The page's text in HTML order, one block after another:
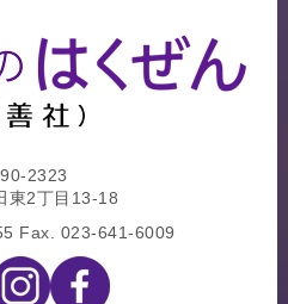
2323
東2丁目13-18
Fax. 023-641-6009